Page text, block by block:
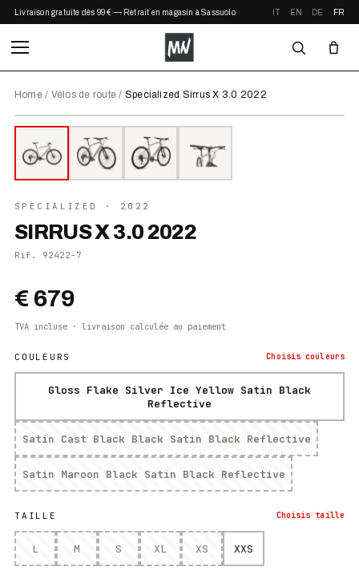
Livraison gratuite dès 99 € — Retrait en magasin à Sassuolo IT EN DE FR
Home/ Vélos de route / Specialized Sirrus X 3.0 2022
EN STOCK
SPECIALIZED · 2022
SIRRUS X 3.0 2022
Rif. 92422-7
€ 679
TVA incluse · livraison calculée au paiement
COULEURS Choisis couleurs
Gloss Flake Silver Ice Yellow Satin Black
Reflective
Satin Cast Black Black Satin Black Reflective
Satin Maroon Black Satin Black Reflective
TAILLE Choisis taille
L M S XL XS XXS